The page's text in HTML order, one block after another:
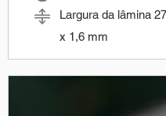
Largura da lâmina
x 1,6 mm